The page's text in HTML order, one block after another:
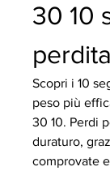
30 10
Scopri i 10
peso più
30 10. Perdi
duraturo,
comprovate